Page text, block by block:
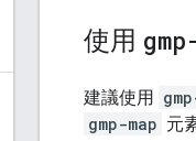
使用
建議使用
gmp-map 元